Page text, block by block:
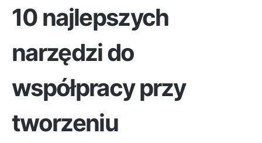
10 najlepszych
narzędzi do
współpracy przy
tworzeniu